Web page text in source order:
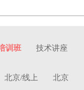
训班 技术讲座
北京/线上 北京